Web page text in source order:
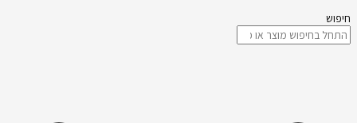
חיפוש